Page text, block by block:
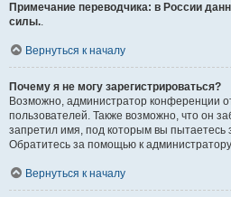
Примечание переводчика: в России
силы..
Вернуться к началу
Почему я не могу зарегистрироваться?
Возможно, администратор конференции
пользователей. Также возможно, что он
запретил имя, под которым вы пытаетесь
Обратитесь за помощью к
Вернуться к началу